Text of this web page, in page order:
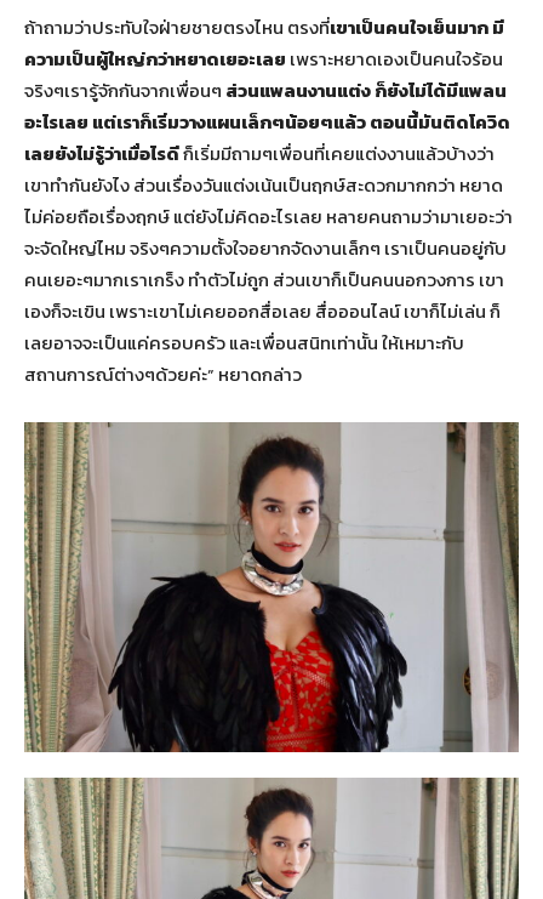
ถ้าถามว่าประทับใจฝ่ายชายตรงไหน ตรงที่เขาเป็นคนใจเย็นมาก มี
ความเป็นผู้ใหญ่กว่าหยาดเยอะเลย เพราะหยาดเองเป็นคนใจร้อน
จริงๆเรารู้จักกันจากเพื่อนๆ ส่วนแพลนงานแต่ง ก็ยังไม่ได้มีแพลน
อะไรเลย แต่เราก็เริ่มวางแผนเล็กๆน้อยๆแล้ว ตอนนี้มันติดโควิด
เลยยังไม่รู้ว่าเมื่อไรดีก็เริ่มมีถามๆเพื่อนที่เคยแต่งงานแล้วบ้างว่า
เขาทำกันยังไง ส่วนเรื่องวันแต่งเน้นเป็นฤกษ์สะดวกมากกว่า หยาด
ไม่ค่อยถือเรื่องฤกษ์ แต่ยังไม่คิดอะไรเลย หลายคนถามว่ามาเยอะว่า
จะจัดใหญ่ไหม จริงๆความตั้งใจอยากจัดงานเล็กๆ เราเป็นคนอยู่กับ
คนเยอะๆมากเราเกร็ง ทำตัวไม่ถูก ส่วนเขาก็เป็นคนนอกวงการ เขา
เองก็จะเขิน เพราะเขาไม่เคยออกสื่อเลย สื่อออนไลน์ เขาก็ไม่เล่น ก็
เลยอาจจะเป็นแค่ครอบครัว และเพื่อนสนิทเท่านั้น ให้เหมาะกับ
สถานการณ์ต่างๆด้วยค่ะ” หยาดกล่าว